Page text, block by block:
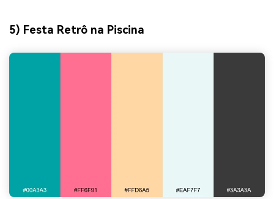
5) Festa Retrô na Piscina